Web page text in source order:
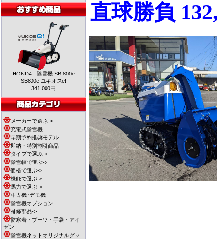
HONDA 除雪機 SB-800e
SB800e ユキオスe!
341,000円
メーカーで選ぶ->
充電式除雪機
早期予約推奨モデル
即納・特別割引商品
タイプで選ぶ->
除雪幅で選ぶ->
価格で選ぶ->
機能で選ぶ->
馬力で選ぶ->
中古機･デモ機
除雪機オプション
補修部品->
防寒着・ブーツ・手袋・アイ
ゼン
除雪機ネットオリジナルグッ
直球勝負